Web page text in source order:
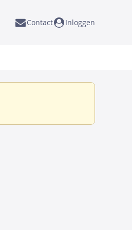
Contact Inloggen